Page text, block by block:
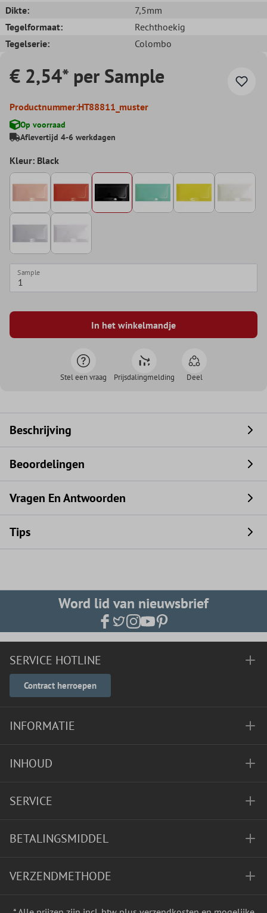
Dikte:
7,5mm
Tegelformaat:
Rechthoekig
Tegelserie:
Colombo
€ 2,54* per Sample
Productnummer:HT88811_muster
Op voorraad
Aflevertijd 4-6 werkdagen
Kleur: Black
Sample
In het winkelmandje
Stel een vraag Prijsdalingmelding Deel
Beschrijving
Beoordelingen
Vragen En Antwoorden
Tips
Word lid van nieuwsbrief
SERVICE HOTLINE
Contract herroepen
INFORMATIE
INHOUD
SERVICE
BETALINGSMIDDEL
VERZENDMETHODE